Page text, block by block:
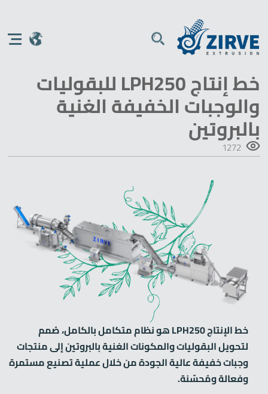
خط إنتاج LPH250 للبقوليات
والوجبات الخفيفة الغنية
بالبروتين
1272
خط الإنتاج LPH250 هو نظام متكامل بالكامل، صُمم
لتحويل البقوليات والمكونات الغنية بالبروتين إلى منتجات
وجبات خفيفة عالية الجودة من خلال عملية تصنيع مستمرة
وفعالة ومُحسّنة.